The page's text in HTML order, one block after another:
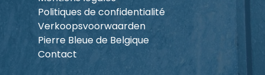
Politiques de confidentialité
Verkoopsvoorwaarden
Pierre Bleue de Belgique
Contact